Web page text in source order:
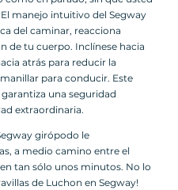
manejo intuitivo del Segway
del caminar, reacciona
de tu cuerpo. Inclínese hacia
atrás para reducir la
para conducir. Este
una seguridad
extraordinaria.
girópodo le
a medio camino entre el
tan sólo unos minutos. No lo
de Luchon en Segway!